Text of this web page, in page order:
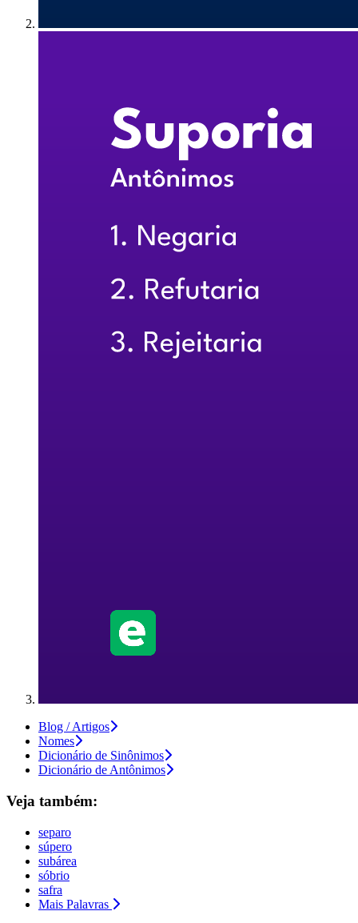
Blog / Artigos
Nomes
Dicionário de Sinônimos
Dicionário de Antônimos
Veja também:
separo
súpero
subárea
sóbrio
safra
Mais Palavras